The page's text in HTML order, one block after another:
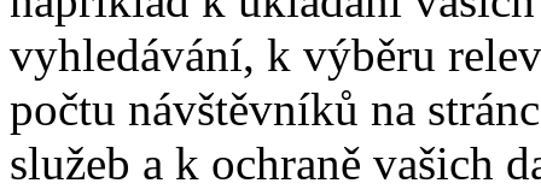
vyhledávání, k výběru
počtu návštěvníků na
služeb a k ochraně vašich